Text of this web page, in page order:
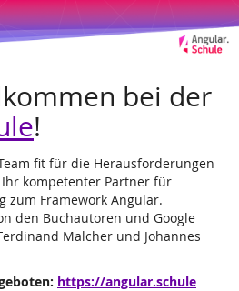
bei der
!
fit für die Herausforderungen
kompetenter Partner für
zum Framework Angular.
den Buchautoren und Google
Malcher und Johannes
https://angular.schule